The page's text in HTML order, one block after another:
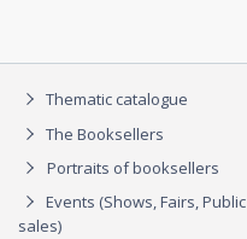
Thematic catalogue
The Booksellers
Portraits of booksellers
Events (Shows, Fairs, Public
sales)